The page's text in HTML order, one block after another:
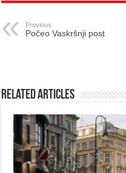
Previous
Počeo Vaskršnji post
Related Articles